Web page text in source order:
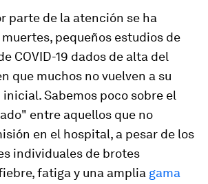
parte de la atención se ha
pequeños estudios de
COVID-19 dados de alta del
que muchos no vuelven a su
Sabemos poco sobre el
entre aquellos que no
en el hospital, a pesar de los
individuales de brotes
fatiga y una amplia gama